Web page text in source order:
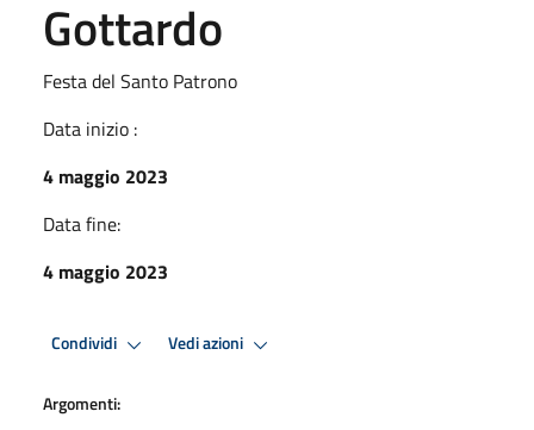
Gottardo
Festa del Santo Patrono
Data inizio :
4 maggio 2023
Data fine:
4 maggio 2023
Condividi Vedi azioni
Argomenti: